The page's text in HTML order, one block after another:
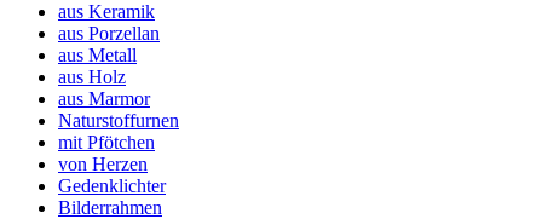
aus Keramik
aus Porzellan
aus Metall
aus Holz
aus Marmor
Naturstoffurnen
mit Pfötchen
von Herzen
Gedenklichter
Bilderrahmen